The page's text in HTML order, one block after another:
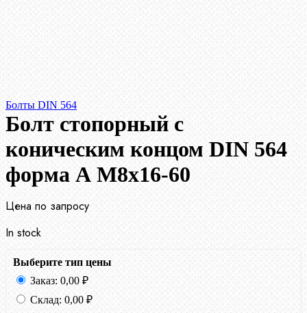
Болты DIN 564
Болт стопорный с
коническим концом DIN 564
форма А М8х16-60
Цена по запросу
In stock
Выберите тип цены
Заказ: 0,00 ₽
Склад: 0,00 ₽